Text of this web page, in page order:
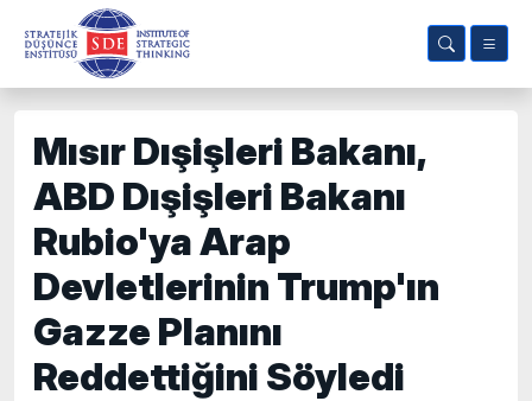
Mısır Dışişleri Bakanı,
ABD Dışişleri Bakanı
Rubio'ya Arap
Devletlerinin Trump'ın
Gazze Planını
Reddettiğini Söyledi